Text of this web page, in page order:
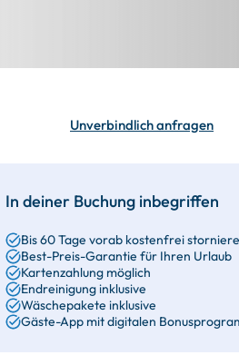
Unverbindlich anfragen
In deiner Buchung inbegriffen
Bis 60 Tage vorab kostenfrei
Best-Preis-Garantie für Ihren Urlaub
Kartenzahlung möglich
Endreinigung inklusive
Wäschepakete inklusive
Gäste-App mit digitalen